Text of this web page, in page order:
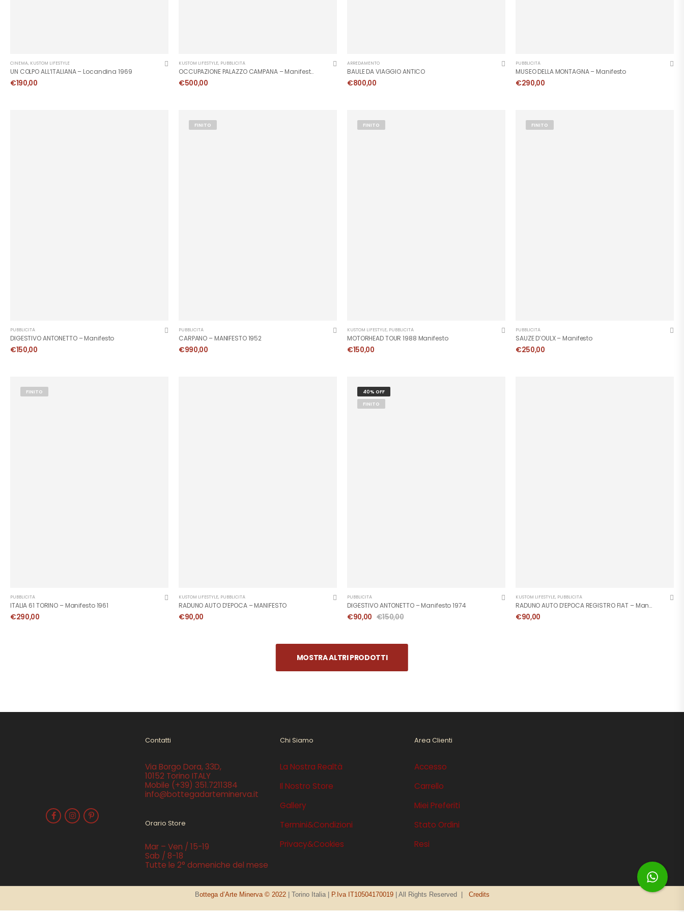
CINEMA, KUSTOM LIFESTYLE
UN COLPO ALL’ITALIANA – Locandina 1969
€190,00
KUSTOM LIFESTYLE, PUBBLICITÀ
OCCUPAZIONE PALAZZO CAMPANA – Manifesto 1967
€500,00
ARREDAMENTO
BAULE DA VIAGGIO ANTICO
€800,00
PUBBLICITÀ
MUSEO DELLA MONTAGNA – Manifesto
€290,00
PUBBLICITÀ
DIGESTIVO ANTONETTO – Manifesto
€150,00
FINITO
PUBBLICITÀ
CARPANO – MANIFESTO 1952
€990,00
FINITO
KUSTOM LIFESTYLE, PUBBLICITÀ
MOTORHEAD TOUR 1988 Manifesto
€150,00
FINITO
PUBBLICITÀ
SAUZE D’OULX – Manifesto
€250,00
FINITO
PUBBLICITÀ
ITALIA 61 TORINO – Manifesto 1961
€290,00
KUSTOM LIFESTYLE, PUBBLICITÀ
RADUNO AUTO D’EPOCA – MANIFESTO
€90,00
40% OFF
FINITO
PUBBLICITÀ
DIGESTIVO ANTONETTO – Manifesto 1974
€90,00 €150,00
KUSTOM LIFESTYLE, PUBBLICITÀ
RADUNO AUTO D’EPOCA REGISTRO FIAT – Manifesto
€90,00
MOSTRA ALTRI PRODOTTI
Contatti
Via Borgo Dora, 33D,
10152 Torino ITALY
Mobile (+39) 351.7211384
info@bottegadarteminerva.it
Orario Store
Mar – Ven / 15-19
Sab / 8-18
Tutte le 2° domeniche del mese
Chi Siamo
La Nostra Realtà
Il Nostro Store
Gallery
Termini&Condizioni
Privacy&Cookies
Area Clienti
Accesso
Carrello
Miei Preferiti
Stato Ordini
Resi
Bottega d’Arte Minerva © 2022| Torino Italia | P.Iva IT10504170019| All Rights Reserved | Credits